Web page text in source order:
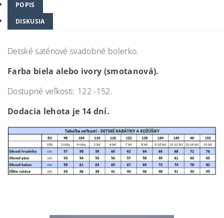
POPIS
DISKUSIA
Detské saténové svadobné bolerko.
Farba biela alebo ivory (smotanová).
Dostupné veľkosti: 122 -152.
Dodacia lehota je 14 dní.